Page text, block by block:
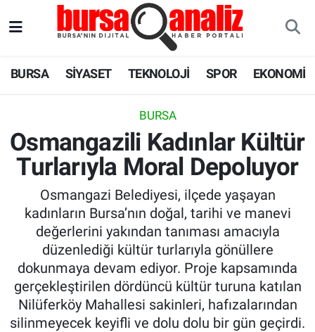
BURSA SİYASET TEKNOLOJİ SPOR EKONOMİ
BURSA
Osmangazili Kadınlar Kültür
Turlarıyla Moral Depoluyor
Osmangazi Belediyesi, ilçede yaşayan
kadınların Bursa’nın doğal, tarihi ve manevi
değerlerini yakından tanıması amacıyla
düzenlediği kültür turlarıyla gönüllere
dokunmaya devam ediyor. Proje kapsamında
gerçekleştirilen dördüncü kültür turuna katılan
Nilüferköy Mahallesi sakinleri, hafızalarından
silinmeyecek keyifli ve dolu dolu bir gün geçirdi.
SPOR
EKONOMİ
SAĞLIK
ASTROLOJİ
BLOG
Süper Lig Puan Durumu ve Fikstür
Tüm Manşetler
Son Dakika Haberleri
Haber Arşivi